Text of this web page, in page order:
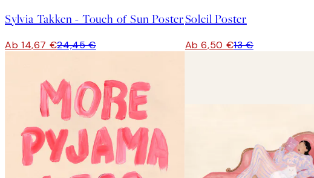
Sylvia Takken - Touch of Sun Poster
Ab 14,67 €24,45 €
Soleil Poster
Ab 6,50 €13 €